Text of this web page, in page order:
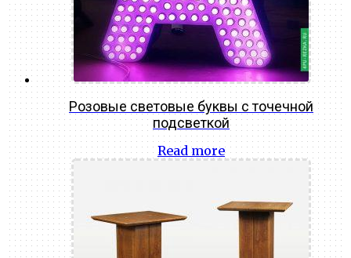
Розовые световые буквы с точечной
подсветкой
Read more